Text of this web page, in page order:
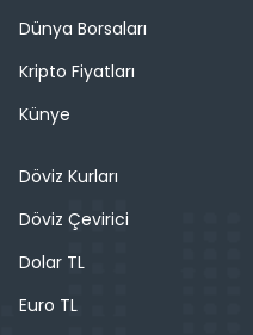
Dünya Borsaları
Kripto Fiyatları
Künye
Döviz Kurları
Döviz Çevirici
Dolar TL
Euro TL